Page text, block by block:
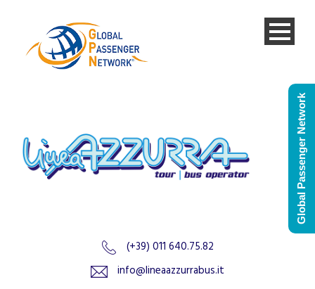
(+39) 011 640.75.82
info@lineaazzurrabus.it
Global Passenger Network